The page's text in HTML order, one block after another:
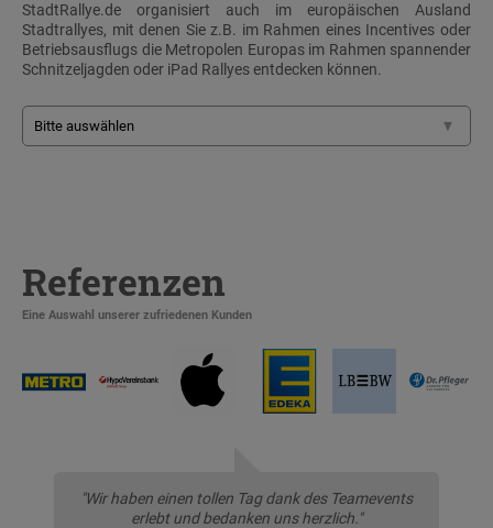
StadtRallye.de organisiert auch im europäischen Ausland
Stadtrallyes, mit denen Sie z.B. im Rahmen eines Incentives oder
Betriebsausflugs die Metropolen Europas im Rahmen spannender
Schnitzeljagden oder iPad Rallyes entdecken können.
Referenzen
Eine Auswahl unserer zufriedenen Kunden
"Wir haben einen tollen Tag dank des Teamevents
erlebt und bedanken uns herzlich."